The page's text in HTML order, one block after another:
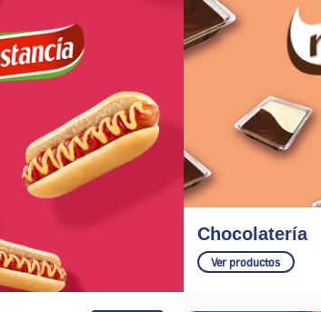
Chocolatería
Ver productos